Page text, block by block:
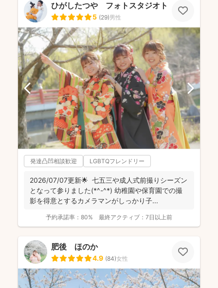
ひがしたつや フォトスタジオトワ
5 (29)男性
発達凸凹相談歓迎 LGBTQフレンドリー
2026/07/07更新🌟 七五三や成人式前撮りシーズン
となって参りました(*^-^*) 幼稚園や保育園での撮
影を得意とするカメラマンがしっかり子...
予約承諾率： 80% 最終アクティブ： 7日以上前
肥後 ほのか
4.9 (84)女性